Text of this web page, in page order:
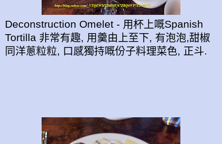
Deconstruction Omelet - 用杯上嘅Spanish
Tortilla 非常有趣, 用羹由上至下, 有泡泡,甜椒
同洋蔥粒粒, 口感獨持嘅份子料理菜色, 正斗.